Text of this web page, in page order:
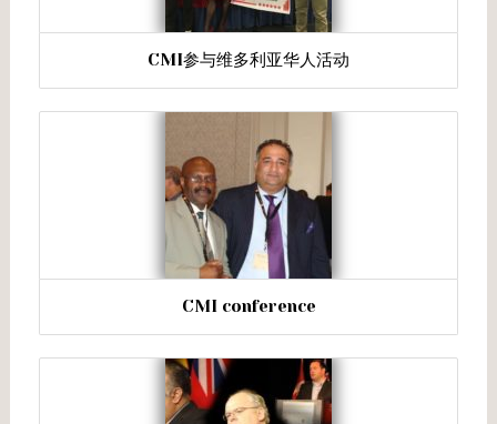
CMI参与维多利亚华人活动
CMI conference